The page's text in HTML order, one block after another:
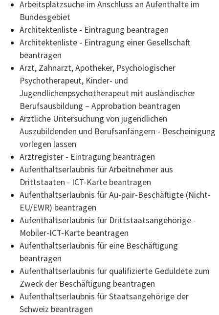
Arbeitsplatzsuche im Anschluss an Aufenthalte im
Bundesgebiet
Architektenliste - Eintragung beantragen
Architektenliste - Eintragung einer Gesellschaft
beantragen
Arzt, Zahnarzt, Apotheker, Psychologischer
Psychotherapeut, Kinder- und
Jugendlichenpsychotherapeut mit ausländischer
Berufsausbildung – Approbation beantragen
Ärztliche Untersuchung von jugendlichen
Auszubildenden und Berufsanfängern - Bescheinigung
vorlegen lassen
Arztregister - Eintragung beantragen
Aufenthaltserlaubnis für Arbeitnehmer aus
Drittstaaten - ICT-Karte beantragen
Aufenthaltserlaubnis für Au-pair-Beschäftigte (Nicht-
EU/EWR) beantragen
Aufenthaltserlaubnis für Drittstaatsangehörige -
Mobiler-ICT-Karte beantragen
Aufenthaltserlaubnis für eine Beschäftigung
beantragen
Aufenthaltserlaubnis für qualifizierte Geduldete zum
Zweck der Beschäftigung beantragen
Aufenthaltserlaubnis für Staatsangehörige der
Schweiz beantragen